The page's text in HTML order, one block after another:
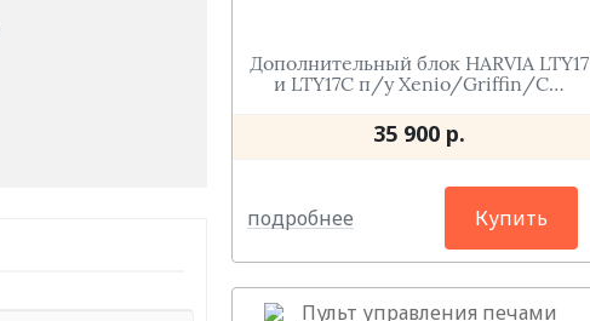
Дополнительный блок НARVIA LTY17
и LTY17C п/у Xenio/Griffin/С…
35 900 р.
подробнее Купить